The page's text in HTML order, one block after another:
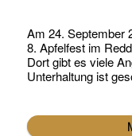
Am 24. September
8. Apfelfest im
Dort gibt es viele
Unterhaltung ist